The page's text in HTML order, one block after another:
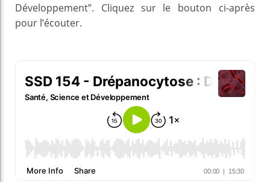
Développement”. Cliquez sur le bouton ci-après
pour l’écouter.